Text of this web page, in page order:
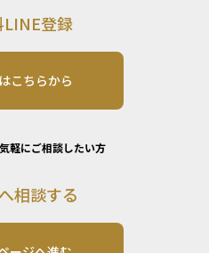
登録
こちらから
軽にご相談したい方
相談する